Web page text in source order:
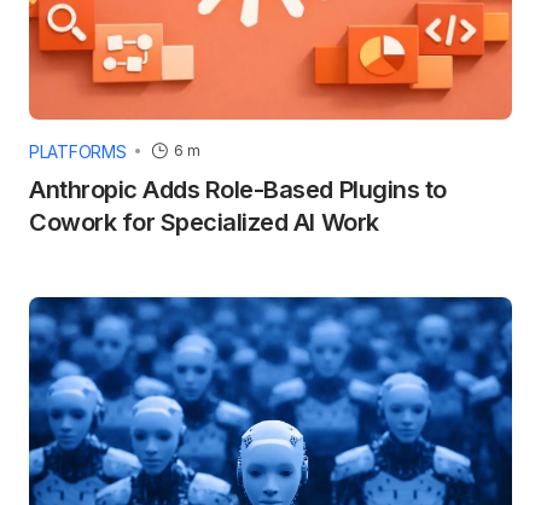
PLATFORMS 6 m
Anthropic Adds Role-Based Plugins to
Cowork for Specialized AI Work